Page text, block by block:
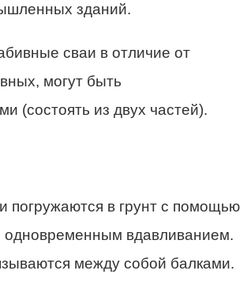
зданий.
сваи в отличие от
могут быть
(состоять из двух частей).
погружаются в грунт с помощью
одновременным вдавливанием.
между собой балками.